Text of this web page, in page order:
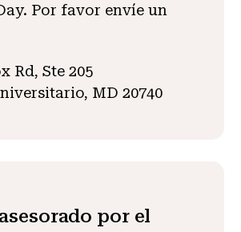
Por favor envíe un
Rd, Ste 205
MD 20740
por el